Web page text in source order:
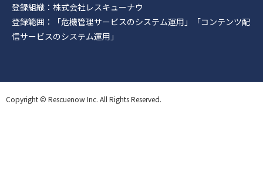
登録組織：株式会社レスキューナウ
登録範囲：「危機管理サービスのシステム運用」「コンテンツ配
信サービスのシステム運用」
Copyright © Rescuenow Inc. All Rights Reserved.